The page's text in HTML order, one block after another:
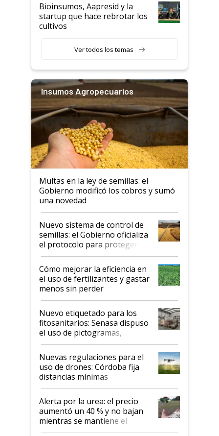
Bioinsumos, Aapresid y la
startup que hace rebrotar los
cultivos
Ver todos los temas
Insumos Agropecuarios
Multas en la ley de semillas: el
Gobierno modificó los cobros y sumó
una novedad
Nuevo sistema de control de
semillas: el Gobierno oficializa
el protocolo para proteger la
propiedad intelectual
Cómo mejorar la eficiencia en
el uso de fertilizantes y gastar
menos sin perder
productividad en la campaña
fina
Nuevo etiquetado para los
fitosanitarios: Senasa dispuso
el uso de pictogramas,
palabras de advertencia e
indicaciones
Nuevas regulaciones para el
uso de drones: Córdoba fija
distancias mínimas
Alerta por la urea: el precio
aumentó un 40 % y no bajan
mientras se mantiene el
conflicto en Medio Oriente